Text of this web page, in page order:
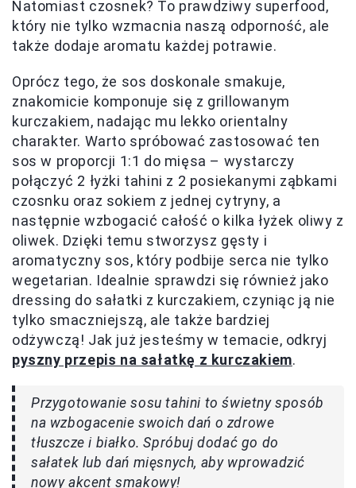
Natomiast czosnek? To prawdziwy superfood,
który nie tylko wzmacnia naszą odporność, ale
także dodaje aromatu każdej potrawie.
Oprócz tego, że sos doskonale smakuje,
znakomicie komponuje się z grillowanym
kurczakiem, nadając mu lekko orientalny
charakter. Warto spróbować zastosować ten
sos w proporcji 1:1 do mięsa – wystarczy
połączyć 2 łyżki tahini z 2 posiekanymi ząbkami
czosnku oraz sokiem z jednej cytryny, a
następnie wzbogacić całość o kilka łyżek oliwy z
oliwek. Dzięki temu stworzysz gęsty i
aromatyczny sos, który podbije serca nie tylko
wegetarian. Idealnie sprawdzi się również jako
dressing do sałatki z kurczakiem, czyniąc ją nie
tylko smaczniejszą, ale także bardziej
odżywczą! Jak już jesteśmy w temacie, odkryj
pyszny przepis na sałatkę z kurczakiem.
Przygotowanie sosu tahini to świetny sposób
na wzbogacenie swoich dań o zdrowe
tłuszcze i białko. Spróbuj dodać go do
sałatek lub dań mięsnych, aby wprowadzić
nowy akcent smakowy!